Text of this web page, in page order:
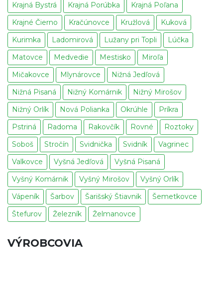
Krajná Bystrá
Krajná Porúbka
Krajná Poľana
Krajné Čierno
Kračúnovce Kružlová
Kuková
Kurimka
Ladomirová Lužany pri Topli
Lúčka
Matovce
Medvedie Mestisko
Miroľa
Mičakovce
Mlynárovce
Nižná Jedľová
Nižná Pisaná
Nižný Komárnik
Nižný Mirošov
Nižný Orlík
Nová Polianka Okrúhle
Príkra
Pstriná
Radoma Rakovčík Rovné
Roztoky
Soboš
Stročín Svidnička Svidník
Vagrinec
Valkovce
Vyšná Jedľová
Vyšná Pisaná
Vyšný Komárnik
Vyšný Mirošov
Vyšný Orlík
Vápeník
Šarbov Šarišský Štiavnik
Šemetkovce
Štefurov
Železník Želmanovce
VÝROBCOVIA